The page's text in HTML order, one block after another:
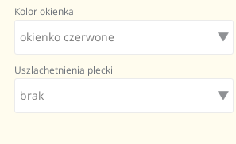
Kolor okienka
Uszlachetnienia plecki